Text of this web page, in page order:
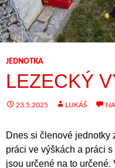
JEDNOTKA
LEZECKÝ
23.5.2025 LUKÁŠ
Dnes si členové jednotky
práci ve výškách a práci
jsou určené na to